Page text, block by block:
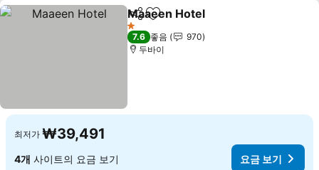
공유 즐겨찾기에 추가
Maaeen Hotel
1 성급
7.6 좋음
970
두바이
최저가 ₩39,491
4개 사이트의 요금 보기 요금 보기